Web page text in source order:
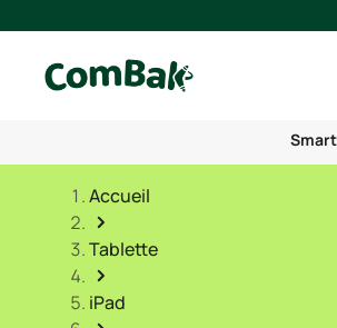
Accueil
Tablette
iPad